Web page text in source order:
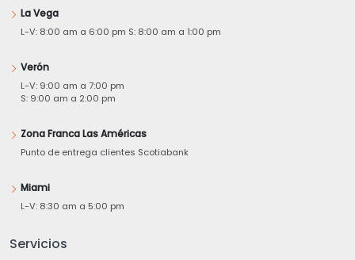
La Vega
L-V: 8:00 am a 6:00 pm S: 8:00 am a 1:00 pm
Verón
L-V: 9:00 am a 7:00 pm
S: 9:00 am a 2:00 pm
Zona Franca Las Américas
Punto de entrega clientes Scotiabank
Miami
L-V: 8:30 am a 5:00 pm
Servicios